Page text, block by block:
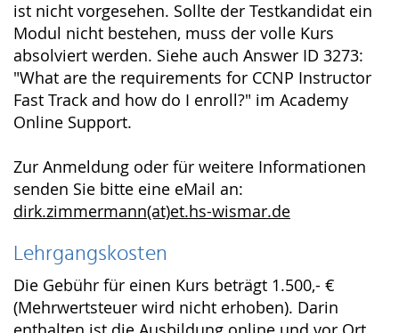
ist nicht vorgesehen. Sollte der Testkandidat ein
Modul nicht bestehen, muss der volle Kurs
absolviert werden. Siehe auch Answer ID 3273:
"What are the requirements for CCNP Instructor
Fast Track and how do I enroll?" im Academy
Online Support.
Zur Anmeldung oder für weitere Informationen
senden Sie bitte eine eMail an:
dirk.zimmermann(at)et.hs-wismar.de
Lehrgangskosten
Die Gebühr für einen Kurs beträgt 1.500,- €
(Mehrwertsteuer wird nicht erhoben). Darin